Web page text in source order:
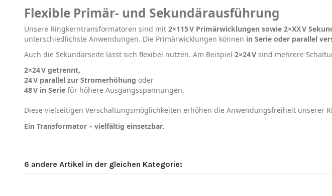
Flexible Primär- und Sekundärausführung
Unsere Ringkerntransformatoren sind mit 2×115 V Primärwicklungen sowie 2×XX V
unterschiedlichste Anwendungen. Die Primärwicklungen können in Serie oder parallel
Auch die Sekundärseite lässt sich flexibel nutzen. Am Beispiel 2×24 Vsind mehrere
2×24 V getrennt,
24 V parallel zur Stromerhöhung oder
48 V in Seriefür höhere Ausgangsspannungen.
Diese vielseitigen Verschaltungsmöglichkeiten erhöhen die Anwendungsfreiheit unserer
Ein Transformator – vielfältig einsetzbar.
6 andere Artikel in der gleichen Kategorie: